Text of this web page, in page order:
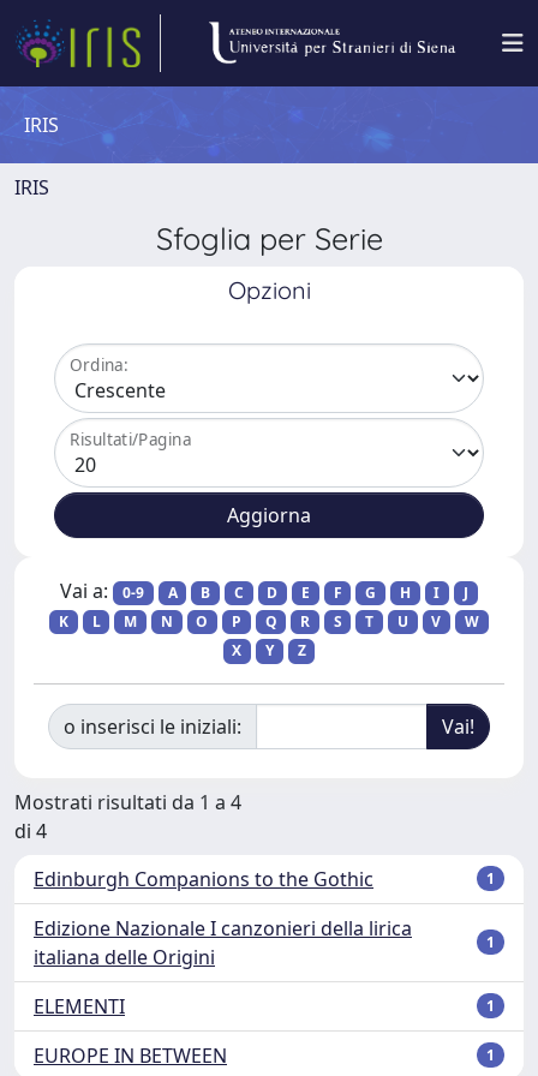
IRIS
IRIS
Sfoglia per Serie
Opzioni
Ordina:
Risultati/Pagina
Vai a: 0-9 A B C D E F G H I
J
K
L M N O P Q R S T U V
W
X
Y Z
o inserisci le iniziali:
Mostrati risultati da 1 a 4
di 4
Edinburgh Companions to the Gothic
1
Edizione Nazionale I canzonieri della lirica
italiana delle Origini
1
ELEMENTI 1
EUROPE IN BETWEEN 1